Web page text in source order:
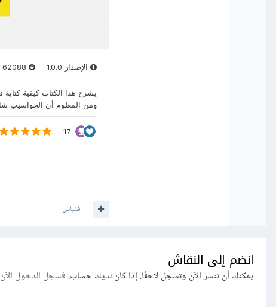
اقتباس
انضم إلى النقاش
يمكنك أن تنشر الآن وتسجل لاحقًا. إذا كان لديك حساب،فسجل الدخول الآن